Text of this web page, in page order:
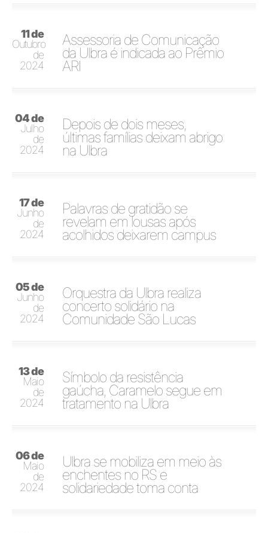
11 de
Outubro
de
2024
Assessoria de Comunicação
da Ulbra é indicada ao Prêmio
ARI
04 de
Julho
de
2024
Depois de dois meses,
últimas famílias deixam abrigo
na Ulbra
17 de
Junho
de
2024
Palavras de gratidão se
revelam em lousas após
acolhidos deixarem campus
05 de
Junho
de
2024
Orquestra da Ulbra realiza
concerto solidário na
Comunidade São Lucas
13 de
Maio
de
2024
Símbolo da resistência
gaúcha, Caramelo segue em
tratamento na Ulbra
06 de
Maio
de
2024
Ulbra se mobiliza em meio às
enchentes no RS e
solidariedade toma conta